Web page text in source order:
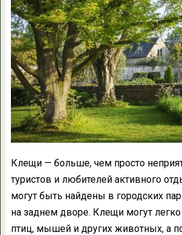
Клещи — больше, чем просто
туристов и любителей активного
могут быть найдены в городских
на заднем дворе. Клещи могут легко
птиц, мышей и других животных, а